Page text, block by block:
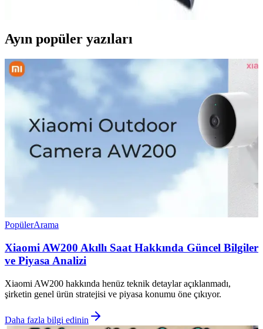
Ayın popüler yazıları
PopülerArama
Xiaomi AW200 Akıllı Saat Hakkında Güncel Bilgiler
ve Piyasa Analizi
Xiaomi AW200 hakkında henüz teknik detaylar açıklanmadı,
şirketin genel ürün stratejisi ve piyasa konumu öne çıkıyor.
Daha fazla bilgi edinin